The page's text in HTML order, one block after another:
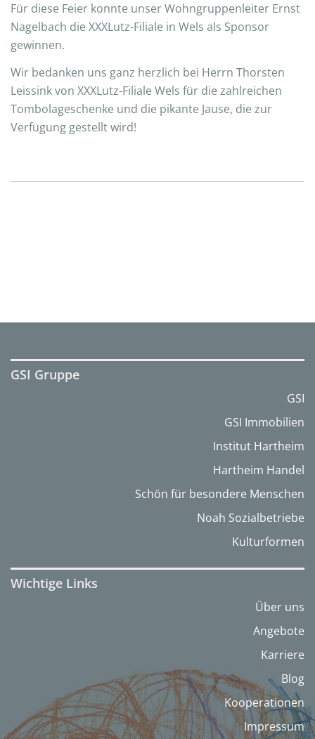
Für diese Feier konnte unser Wohngruppenleiter Ernst
Nagelbach die XXXLutz-Filiale in Wels als Sponsor
gewinnen.
Wir bedanken uns ganz herzlich bei Herrn Thorsten
Leissink von XXXLutz-Filiale Wels für die zahlreichen
Tombolageschenke und die pikante Jause, die zur
Verfügung gestellt wird!
GSI Gruppe
GSI
GSI Immobilien
Institut Hartheim
Hartheim Handel
Schön für besondere Menschen
Noah Sozialbetriebe
Kulturformen
Wichtige Links
Über uns
Angebote
Karriere
Blog
Kooperationen
Impressum